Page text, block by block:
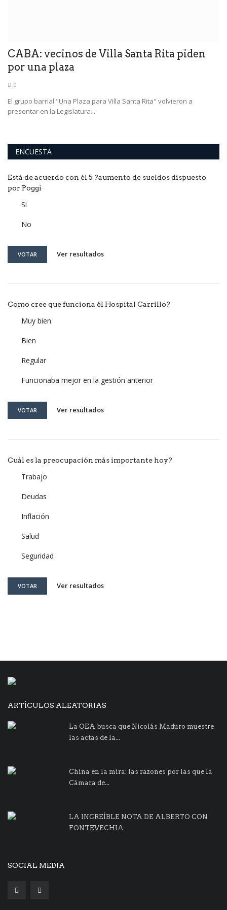
CABA: vecinos de Villa Santa Rita piden
por una plaza
0
El grupo barrial "Una Plaza para Villa Santa Rita" volvieron a
presentar en la Legislatura...
ENCUESTA
Está de acuerdo con él 5 ?aumento de sueldos dispuesto
por Poggi
Si
No
VOTAR Ver resultados
Como cree que funciona él Hospital Carrillo?
Muy bien
Bien
Regular
Funcionaba mejor en la gestión anterior
VOTAR Ver resultados
Cuál es la preocupación más importante hoy?
Trabajo
Deudas
Inflación
Salud
Seguridad
VOTAR Ver resultados
ARTÍCULOS ALEATORIAS
La OEA busca que Nicolás Maduro muestre
las actas de la...
China en la mira: las razones por las que la
Cámara de...
LA INCREÍBLE NOTA DE ALBERTO CON
FONTEVECHIA
SOCIAL MEDIA